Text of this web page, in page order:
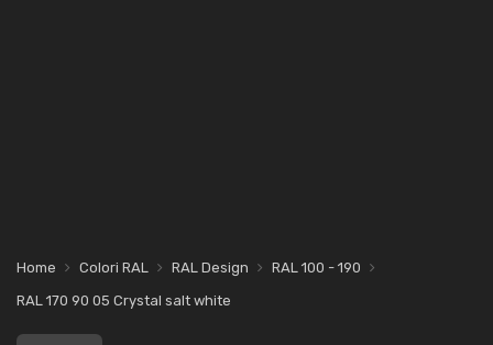
Home Colori RAL RAL Design
RAL 100 - 190
RAL 170 90 05 Crystal salt white